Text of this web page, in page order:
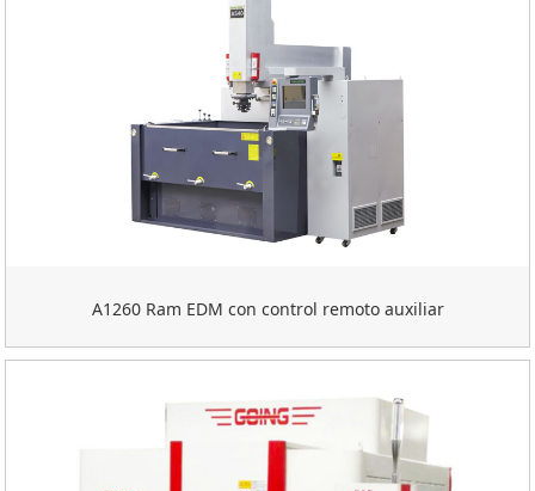
A1260 Ram EDM con control remoto auxiliar